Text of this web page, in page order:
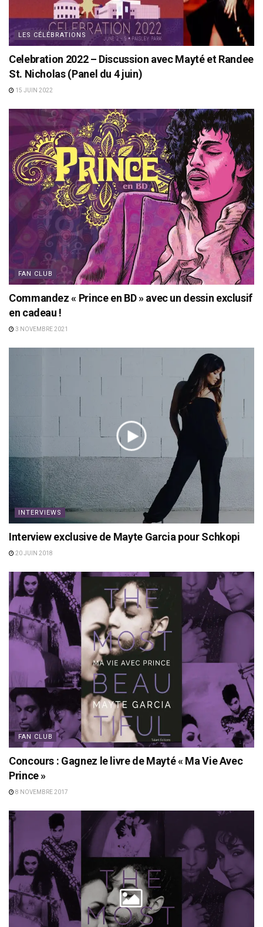
LES CÉLÉBRATIONS
Celebration 2022 – Discussion avec Mayté et Randee
St. Nicholas (Panel du 4 juin)
15 JUIN 2022
FAN CLUB
Commandez « Prince en BD » avec un dessin exclusif
en cadeau !
3 NOVEMBRE 2021
INTERVIEWS
Interview exclusive de Mayte Garcia pour Schkopi
20 JUIN 2018
FAN CLUB
Concours : Gagnez le livre de Mayté « Ma Vie Avec
Prince »
8 NOVEMBRE 2017